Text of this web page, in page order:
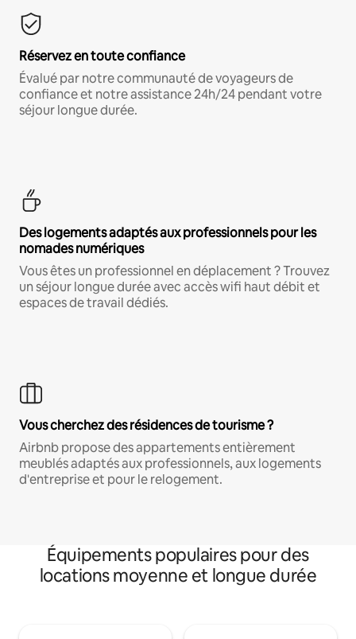
Réservez en toute confiance
Évalué par notre communauté de voyageurs de
confiance et notre assistance 24h/24 pendant votre
séjour longue durée.
Des logements adaptés aux professionnels pour les
nomades numériques
Vous êtes un professionnel en déplacement ? Trouvez
un séjour longue durée avec accès wifi haut débit et
espaces de travail dédiés.
Vous cherchez des résidences de tourisme ?
Airbnb propose des appartements entièrement
meublés adaptés aux professionnels, aux logements
d'entreprise et pour le relogement.
Équipements populaires pour des
locations moyenne et longue durée